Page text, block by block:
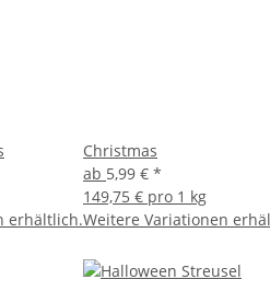
erhältlich.
Christmas
ab 5,99 € *
149,75 € pro 1 kg
Weitere Variationen